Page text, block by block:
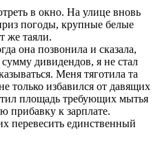
в окно. На улице вновь
погоды, крупные белые
же таяли.
она позвонила и сказала,
дивидендов, я не стал
Меня тяготила та
только избавился от давящих
площадь требующих мытья
прибавку к зарплате.
перевесить единственный